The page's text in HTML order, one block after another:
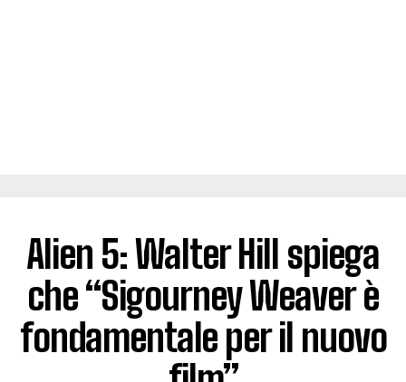
Alien 5: Walter Hill spiega
che “Sigourney Weaver è
fondamentale per il nuovo